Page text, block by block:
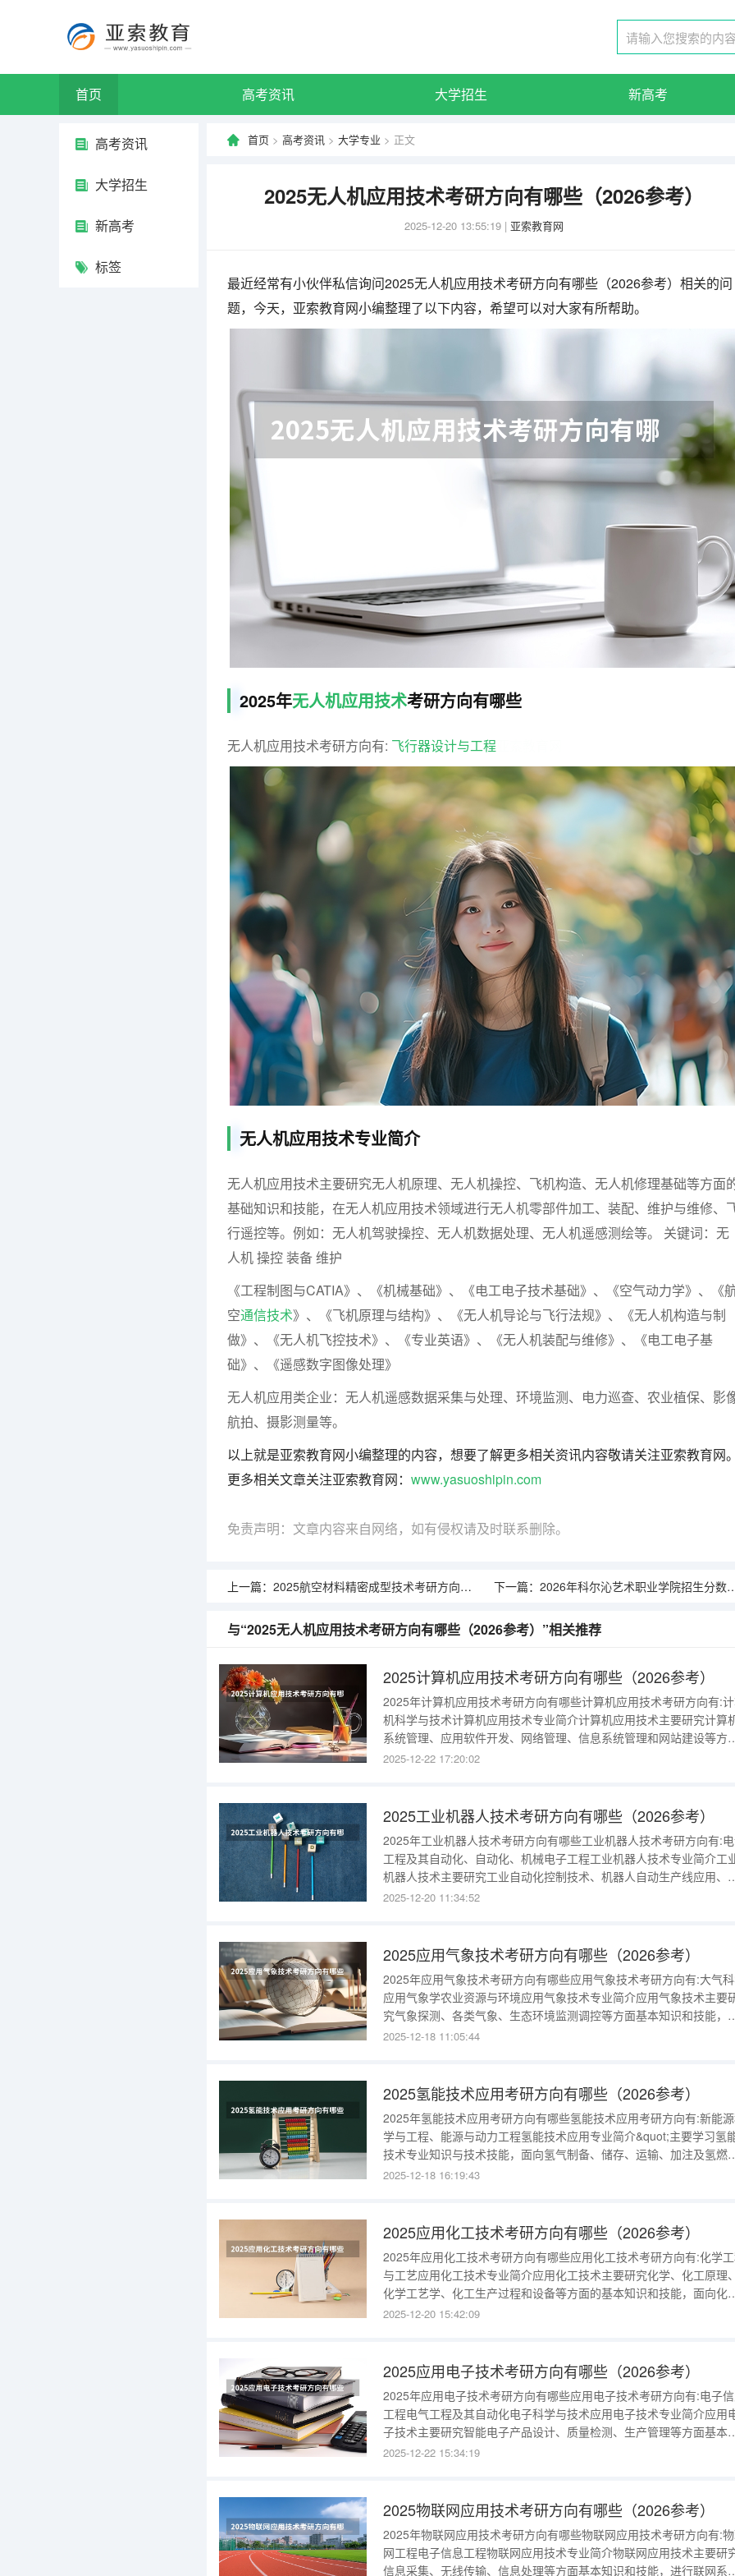
首页 高考资讯 大学招生 新高考
高考资讯
大学招生
新高考
标签
首页 > 高考资讯 > 大学专业 > 正文
2025无人机应用技术考研方向有哪些（2026参考）
2025-12-20 13:55:19 | 亚索教育网
最近经常有小伙伴私信询问2025无人机应用技术考研方向有哪些（2026参考）相关的问
题，今天，亚索教育网小编整理了以下内容，希望可以对大家有所帮助。
2025年无人机应用技术考研方向有哪些
无人机应用技术考研方向有: 飞行器设计与工程
无人机应用技术专业简介
无人机应用技术主要研究无人机原理、无人机操控、飞机构造、无人机修理基础等方面
基础知识和技能，在无人机应用技术领域进行无人机零部件加工、装配、维护与维修、
行遥控等。例如：无人机驾驶操控、无人机数据处理、无人机遥感测绘等。 关键词：无
人机 操控 装备 维护
《工程制图与CATIA》、《机械基础》、《电工电子技术基础》、《空气动力学》、《
空通信技术》、《飞机原理与结构》、《无人机导论与飞行法规》、《无人机构造与制
做》、《无人机飞控技术》、《专业英语》、《无人机装配与维修》、《电工电子基
础》、《遥感数字图像处理》
无人机应用类企业：无人机遥感数据采集与处理、环境监测、电力巡查、农业植保、影
航拍、摄影测量等。
以上就是亚索教育网小编整理的内容，想要了解更多相关资讯内容敬请关注亚索教育网。
更多相关文章关注亚索教育网： www.yasuoshipin.com
免责声明：文章内容来自网络，如有侵权请及时联系删除。
上一篇： 2025航空材料精密成型技术考研方向有哪些（2026参考） 下一篇： 2026年科尔沁艺术职业学院招生分数线｜新生报到及生活指南
与“2025无人机应用技术考研方向有哪些（2026参考）”相关推荐
2025计算机应用技术考研方向有哪些（2026参考）
2025年计算机应用技术考研方向有哪些计算机应用技术考研方向有:
机科学与技术计算机应用技术专业简介计算机应用技术主要研究计算
系统管理、应用软件开发、网络管理、信息系统管理和网站建设等方
基本知识和技能，进行数据库应用开发、网站配置与测试、网站运营与
算机基础》、《
2025-12-22 17:20:02
2025工业机器人技术考研方向有哪些（2026参考）
2025年工业机器人技术考研方向有哪些工业机器人技术考研方向有:
工程及其自动化、自动化、机械电子工程工业机器人技术专业简介工
机器人技术主要研究工业自动化控制技术、机器人自动生产线应用、
PLC与外围设备应用等方面的基础知识和技能，在工业机器人技术领域
SCARA机器人等
2025-12-20 11:34:52
2025应用气象技术考研方向有哪些（2026参考）
2025年应用气象技术考研方向有哪些应用气象技术考研方向有:大气
应用气象学农业资源与环境应用气象技术专业简介应用气象技术主要
究气象探测、各类气象、生态环境监测调控等方面基本知识和技能，
行天气预报、气候资源开发利用以及防灾减灾等。例如：探测影响农作
键词：农作物台
2025-12-18 11:05:44
2025氢能技术应用考研方向有哪些（2026参考）
2025年氢能技术应用考研方向有哪些氢能技术应用考研方向有:新能
学与工程、能源与动力工程氢能技术应用专业简介&quot;主要学习氢
技术专业知识与技术技能，面向氢气制备、储存、运输、加注及氢燃
电池生产与应用等技术领域，培养能够从事氢气生产设备操作与维护、
2025-12-18 16:19:43
2025应用化工技术考研方向有哪些（2026参考）
2025年应用化工技术考研方向有哪些应用化工技术考研方向有:化学
与工艺应用化工技术专业简介应用化工技术主要研究化学、化工原理、
化学工艺学、化工生产过程和设备等方面的基本知识和技能，面向化
工、石油、冶金、能源等行业进行生产运行、技术开发、工程设计、检
词：涂料电池添加剂
2025-12-20 15:42:09
2025应用电子技术考研方向有哪些（2026参考）
2025年应用电子技术考研方向有哪些应用电子技术考研方向有:电子
工程电气工程及其自动化电子科学与技术应用电子技术专业简介应用
子技术主要研究智能电子产品设计、质量检测、生产管理等方面基本
识和技能，进行电子产品的设计与开发、质量检测、生产管理等。例
产品机房《计算机
2025-12-22 15:34:19
2025物联网应用技术考研方向有哪些（2026参考）
2025年物联网应用技术考研方向有哪些物联网应用技术考研方向有:
网工程电子信息工程物联网应用技术专业简介物联网应用技术主要研
信息采集、无线传输、信息处理等方面基本知识和技能，进行联网系